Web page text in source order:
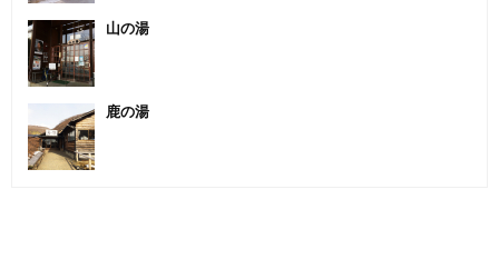
山の湯
鹿の湯